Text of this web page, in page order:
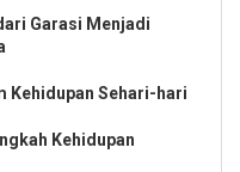
Garasi Menjadi
Kehidupan Sehari-hari
Kehidupan